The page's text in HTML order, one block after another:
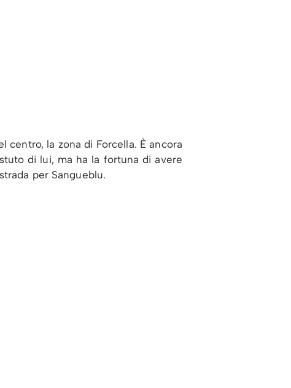
centro, la zona di Forcella. È ancora
di lui, ma ha la fortuna di avere
per Sangueblu.